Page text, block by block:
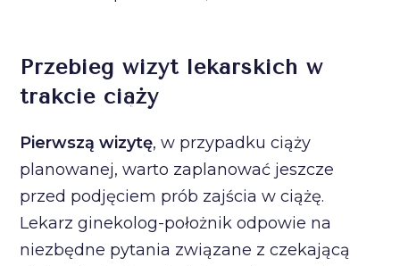
Przebieg wizyt lekarskich w
trakcie ciąży
Pierwszą wizytę, w przypadku ciąży
planowanej, warto zaplanować jeszcze
przed podjęciem prób zajścia w ciążę.
Lekarz ginekolog-położnik odpowie na
niezbędne pytania związane z czekającą